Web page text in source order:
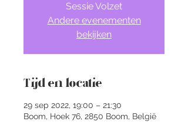
Sessie Volzet
Andere evenementen
bekijken
Tijd en locatie
29 sep 2022, 19:00 – 21:30
Boom, Hoek 76, 2850 Boom, België